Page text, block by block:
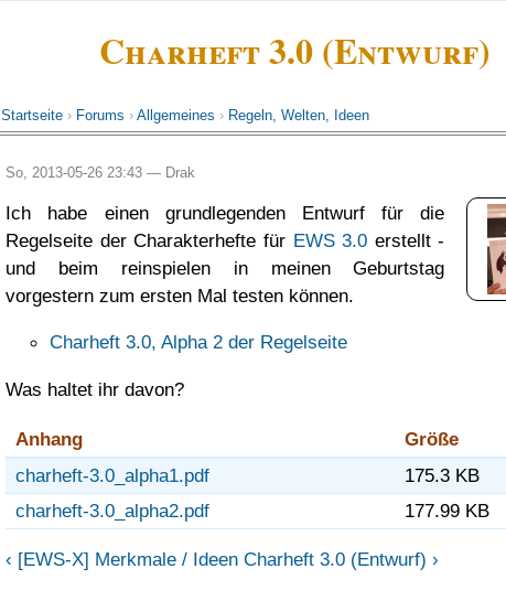
Charheft 3.0 (Entwurf)
Startseite › Forums ›Allgemeines › Regeln, Welten, Ideen
So, 2013-05-26 23:43 — Drak
Ich habe einen grundlegenden Entwurf für die
Regelseite der Charakterhefte für EWS 3.0 erstellt -
und beim reinspielen in meinen Geburtstag
vorgestern zum ersten Mal testen können.
Charheft 3.0, Alpha 2 der Regelseite
Was haltet ihr davon?
Anhang
Größe
charheft-3.0_alpha1.pdf
175.3 KB
charheft-3.0_alpha2.pdf
177.99 KB
‹ [EWS-X] Merkmale / Ideen Charheft 3.0 (Entwurf) ›